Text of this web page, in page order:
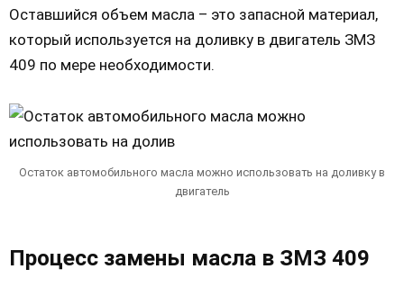
Оставшийся объем масла – это запасной материал,
который используется на доливку в двигатель ЗМЗ
409 по мере необходимости.
Остаток автомобильного масла можно использовать на доливку в
двигатель
Процесс замены масла в ЗМЗ 409